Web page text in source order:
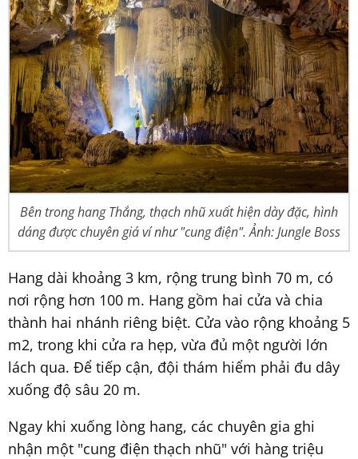
Bên trong hang Thắng, thạch nhũ xuất hiện dày đặc, hình
dáng được chuyên giá ví như "cung điện". Ảnh: Jungle Boss
Hang dài khoảng 3 km, rộng trung bình 70 m, có
nơi rộng hơn 100 m. Hang gồm hai cửa và chia
thành hai nhánh riêng biệt. Cửa vào rộng khoảng 5
m2, trong khi cửa ra hẹp, vừa đủ một người lớn
lách qua. Để tiếp cận, đội thám hiểm phải đu dây
xuống độ sâu 20 m.
Ngay khi xuống lòng hang, các chuyên gia ghi
nhận một "cung điện thạch nhũ" với hàng triệu